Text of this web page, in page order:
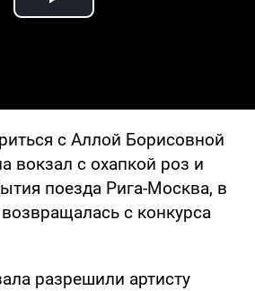
Play Video
с Аллой Борисовной
вокзал с охапкой роз и
поезда Рига-Москва, в
с конкурса
разрешили артисту